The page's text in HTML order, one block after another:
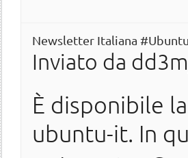
Newsletter Italiana
Inviato da
È disponibile
ubuntu-it. In